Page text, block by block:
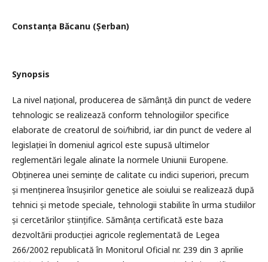
Constanța Băcanu (Șerban)
Synopsis
La nivel național, producerea de sămânță din punct de vedere
tehnologic se realizează conform tehnologiilor specifice
elaborate de creatorul de soi/hibrid, iar din punct de vedere al
legislației în domeniul agricol este supusă ultimelor
reglementări legale alinate la normele Uniunii Europene.
Obținerea unei semințe de calitate cu indici superiori, precum
și menținerea însușirilor genetice ale soiului se realizează după
tehnici și metode speciale, tehnologii stabilite în urma studiilor
și cercetărilor științifice. Sămânța certificată este baza
dezvoltării producției agricole reglementată de Legea
266/2002 republicată în Monitorul Oficial nr. 239 din 3 aprilie